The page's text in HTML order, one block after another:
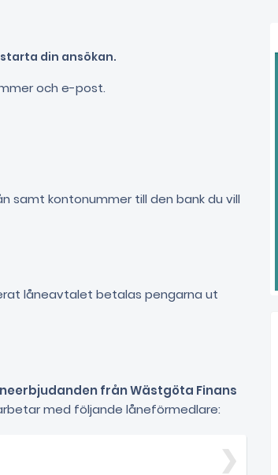
din ansökan.
och e-post.
samt kontonummer till den bank du vill
låneavtalet betalas pengarna ut
från Wästgöta Finans
med följande låneförmedlare: